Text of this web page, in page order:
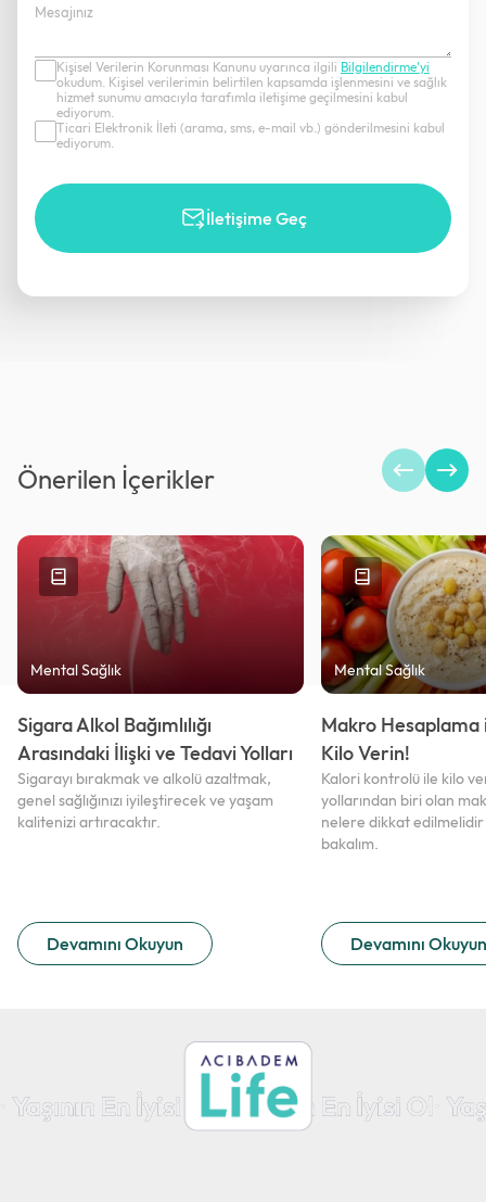
Kişisel Verilerin Korunması Kanunu uyarınca ilgili Bilgilendirme’yi
okudum. Kişisel verilerimin belirtilen kapsamda işlenmesini ve sağlık
hizmet sunumu amacıyla tarafımla iletişime geçilmesini kabul
ediyorum.
Ticari Elektronik İleti (arama, sms, e-mail vb.) gönderilmesini kabul
ediyorum.
İletişime Geç
Önerilen İçerikler
Mental Sağlık
Sigara Alkol Bağımlılığı
Arasındaki İlişki ve Tedavi Yolları
Devamını Okuyun
Sigarayı bırakmak ve alkolü azaltmak,
genel sağlığınızı iyileştirecek ve yaşam
kalitenizi artıracaktır.
Mental Sağlık
Makro Hesaplama
Kilo Verin!
Devamını Okuyun
Kalori kontrolü ile kilo
yollarından biri olan
nelere dikkat
bakalım.